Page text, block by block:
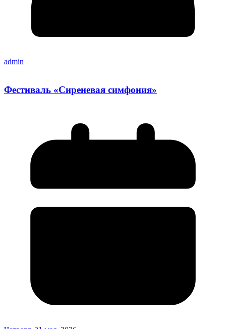
admin
Фестиваль «Сиреневая симфония»